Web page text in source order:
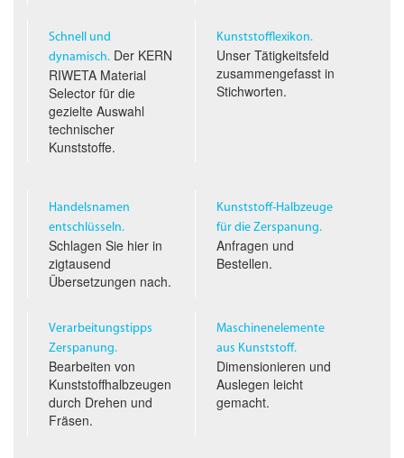
Schnell und
dynamisch.Der KERN
RIWETA Material
Selector für die
gezielte Auswahl
technischer
Kunststoffe.
Kunststofflexikon.
Unser Tätigkeitsfeld
zusammengefasst in
Stichworten.
Handelsnamen
entschlüsseln.
Schlagen Sie hier in
zigtausend
Übersetzungen nach.
Kunststoff-Halbzeuge
für die Zerspanung.
Anfragen und
Bestellen.
Verarbeitungstipps
Zerspanung.
Bearbeiten von
Kunststoffhalbzeugen
durch Drehen und
Fräsen.
Maschinenelemente
aus Kunststoff.
Dimensionieren und
Auslegen leicht
gemacht.